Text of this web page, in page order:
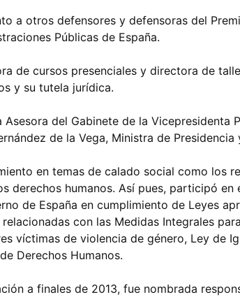
a otros defensores y defensoras del
Públicas de España.
de cursos presenciales y directora de
y su tutela jurídica.
Asesora del Gabinete de la Vicepresidenta
de la Vega, Ministra de
en temas de calado social como los
derechos humanos. Así pues, participó en
de España en cumplimiento de Leyes
con las Medidas Integrales
víctimas de violencia de género, Ley de
Derechos Humanos.
a finales de 2013, fue nombrada